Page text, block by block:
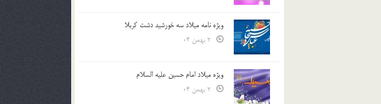
ویژه نامه میلاد سه خورشید دشت کربلا
ویژه میلاد امام حسین علیه السلام